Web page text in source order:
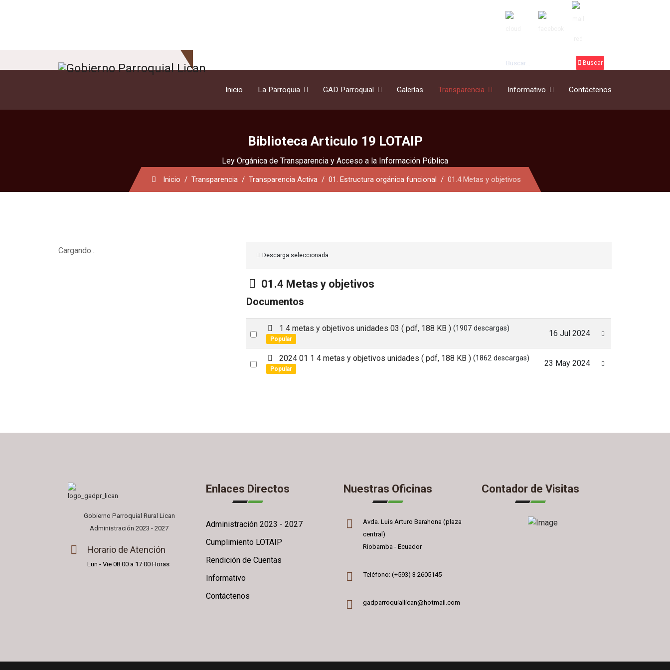
Buscar
Inicio La Parroquia GAD Parroquial Galerías Transparencia Informativo Contáctenos
Biblioteca Articulo 19 LOTAIP
Ley Orgánica de Transparencia y Acceso a la Información Pública
Inicio Transparencia Transparencia Activa 01. Estructura orgánica funcional 01.4 Metas y objetivos
Cargando...
Descarga seleccionada
Carpeta
01.4 Metas y objetivos
Documentos
Select
an
item
p
d
f
1 4 metas y objetivos unidades 03 ( pdf, 188 KB ) (1907 descargas)
Popular
16 Jul 2024
Select
p
d
f
2024 01 1 4 metas y objetivos unidades ( pdf, 188 KB ) (1862 descargas)
Popular
23 May 2024
Gobierno Parroquial Rural Lican
Administración 2023 - 2027
Horario de Atención
Lun - Vie 08:00 a 17:00 Horas
Enlaces Directos
Administración 2023 - 2027
Cumplimiento LOTAIP
Rendición de Cuentas
Informativo
Contáctenos
Nuestras Oficinas
Avda. Luis Arturo Barahona (plaza
central)
Riobamba - Ecuador
Teléfono: (+593) 3 2605145
gadparroquiallican@hotmail.com
Contador de Visitas